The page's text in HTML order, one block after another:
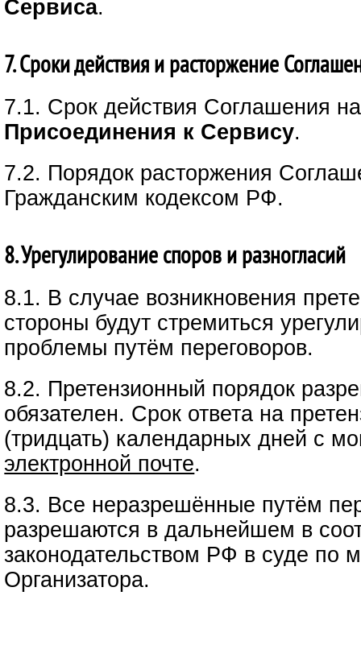
Сервиса.
7. Сроки действия и расторжение
7.1. Срок действия Соглашения
Присоединения к Сервису.
7.2. Порядок расторжения
Гражданским кодексом РФ.
8. Урегулирование споров и разногласий
8.1. В случае возникновения
стороны будут стремиться
проблемы путём переговоров.
8.2. Претензионный порядок
обязателен. Срок ответа на
(тридцать) календарных дней с
электронной почте.
8.3. Все неразрешённые путём
разрешаются в дальнейшем в
законодательством РФ в суде по
Организатора.